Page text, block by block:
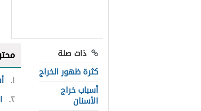
ذات صلة
كثرة ظهور الخراج
أسباب خراج
الأسنان
١
٢